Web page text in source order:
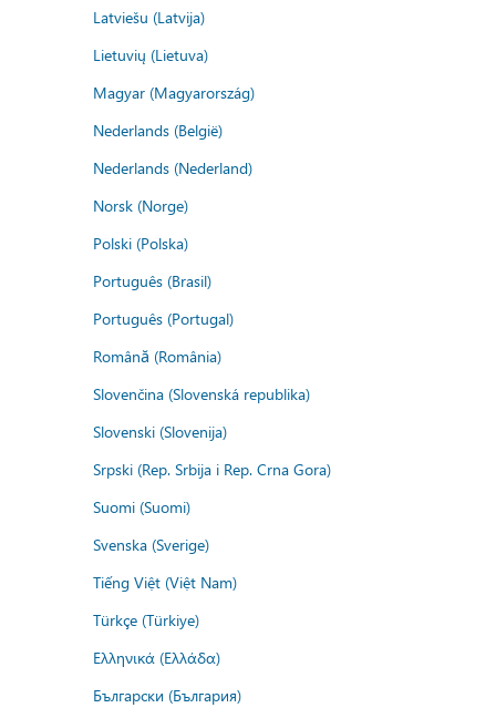
Latviešu (Latvija)
Lietuvių (Lietuva)
Magyar (Magyarország)
Nederlands (België)
Nederlands (Nederland)
Norsk (Norge)
Polski (Polska)
Português (Brasil)
Português (Portugal)
Română (România)
Slovenčina (Slovenská republika)
Slovenski (Slovenija)
Srpski (Rep. Srbija i Rep. Crna Gora)
Suomi (Suomi)
Svenska (Sverige)
Tiếng Việt (Việt Nam)
Türkçe (Türkiye)
Ελληνικά (Ελλάδα)
Български (България)